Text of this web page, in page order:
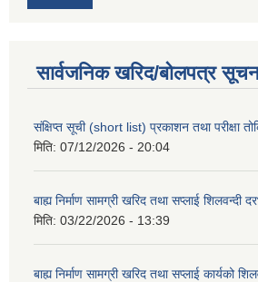
सार्वजनिक खरिद/बोलपत्र
संक्षिप्त सूची (short list) प्रकाशन तथा परीक्षा
मिति: 07/12/2026 - 20:04
बाह्य निर्माण सामग्री खरिद तथा सप्लाई शिलवन्दी
मिति: 03/22/2026 - 13:39
बाह्य निर्माण सामग्री खरिद तथा सप्लाई कार्यको